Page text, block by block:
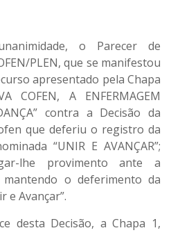
o Parecer de
PLEN, que se manifestou
apresentado pela Chapa
COFEN, A ENFERMAGEM
contra a Decisão da
que deferiu o registro da
“UNIR E AVANÇAR”;
lhe provimento ante a
mantendo o deferimento da
e Avançar”.
desta Decisão, a Chapa 1,